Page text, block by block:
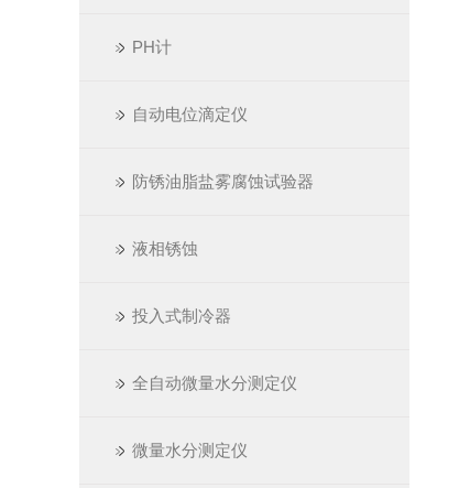
PH计
自动电位滴定仪
防锈油脂盐雾腐蚀试验器
液相锈蚀
投入式制冷器
全自动微量水分测定仪
微量水分测定仪